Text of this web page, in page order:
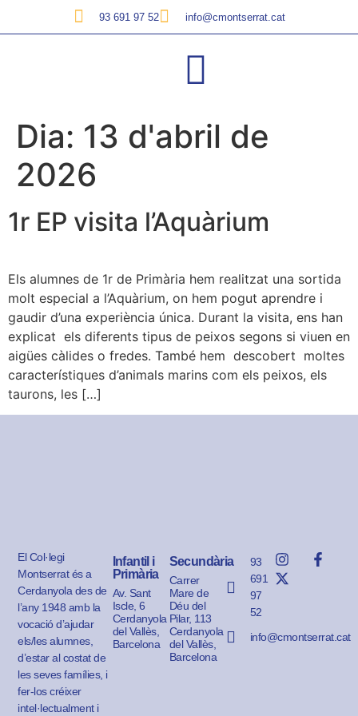
93 691 97 52 info@cmontserrat.cat
Dia: 13 d'abril de
2026
1r EP visita l’Aquàrium
Els alumnes de 1r de Primària hem realitzat una sortida
molt especial a l’Aquàrium, on hem pogut aprendre i
gaudir d’una experiència única. Durant la visita, ens han
explicat els diferents tipus de peixos segons si viuen en
aigües càlides o fredes. També hem descobert moltes
característiques d’animals marins com els peixos, els
taurons, les […]
El Col·legi
Montserrat és a
Cerdanyola des de
l’any 1948 amb la
vocació d’ajudar
els/les alumnes,
d’estar al costat de
les seves famílies, i
fer-los créixer
intel·lectualment i
Infantil i
Primària
Av. Sant
Iscle, 6
Cerdanyola
del Vallès,
Barcelona
Secundària
Carrer
Mare de
Déu del
Pilar, 113
Cerdanyola
del Vallès,
Barcelona
93
691
97
52
info@cmontserrat.cat